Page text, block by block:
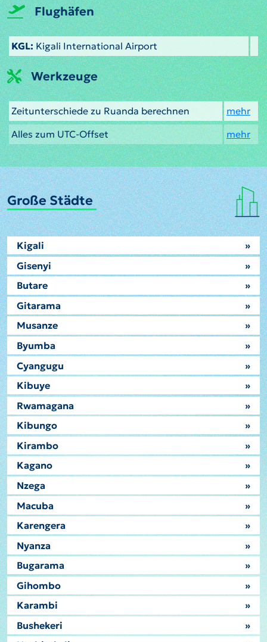
Flughäfen
KGL: Kigali International Airport
Werkzeuge
Zeitunterschiede zu Ruanda berechnen
mehr
Alles zum UTC-Offset
mehr
Große Städte
Kigali
»
Gisenyi
»
Butare
»
Gitarama
»
Musanze
»
Byumba
»
Cyangugu
»
Kibuye
»
Rwamagana
»
Kibungo
»
Kirambo
»
Kagano
»
Nzega
»
Macuba
»
Karengera
»
Nyanza
»
Bugarama
»
Gihombo
»
Karambi
»
Bushekeri
»